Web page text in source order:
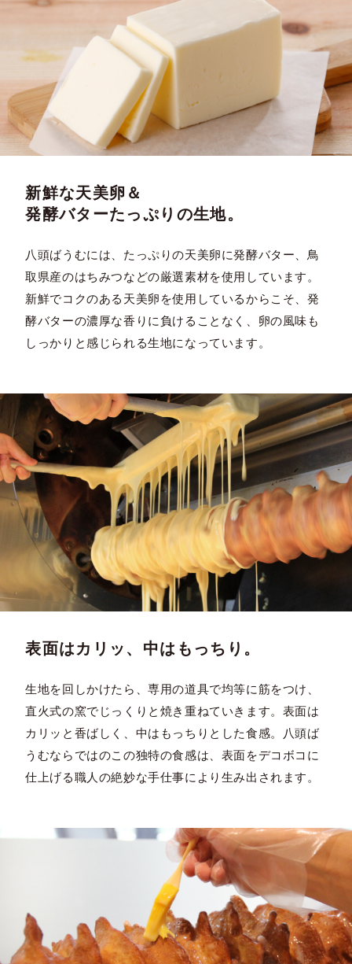
新鮮な天美卵＆
発酵バターたっぷりの生地。
八頭ばうむには、たっぷりの天美卵に発酵バター、鳥
取県産のはちみつなどの厳選素材を使用しています。
新鮮でコクのある天美卵を使用しているからこそ、発
酵バターの濃厚な香りに負けることなく、卵の風味も
しっかりと感じられる生地になっています。
表面はカリッ、中はもっちり。
生地を回しかけたら、専用の道具で均等に筋をつけ、
直火式の窯でじっくりと焼き重ねていきます。表面は
カリッと香ばしく、中はもっちりとした食感。八頭ば
うむならではのこの独特の食感は、表面をデコボコに
仕上げる職人の絶妙な手仕事により生み出されます。